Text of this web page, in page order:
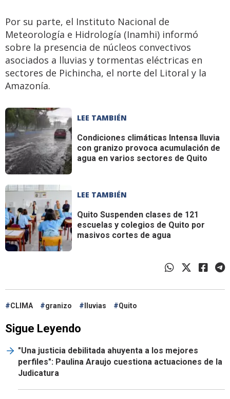
Por su parte, el Instituto Nacional de
Meteorología e Hidrología (Inamhi) informó
sobre la presencia de núcleos convectivos
asociados a lluvias y tormentas eléctricas en
sectores de Pichincha, el norte del Litoral y la
Amazonía.
LEE TAMBIÉN
Condiciones climáticas Intensa lluvia
con granizo provoca acumulación de
agua en varios sectores de Quito
LEE TAMBIÉN
Quito Suspenden clases de 121
escuelas y colegios de Quito por
masivos cortes de agua
CLIMA granizo lluvias Quito
Sigue Leyendo
"Una justicia debilitada ahuyenta a los mejores
perfiles": Paulina Araujo cuestiona actuaciones de la
Judicatura